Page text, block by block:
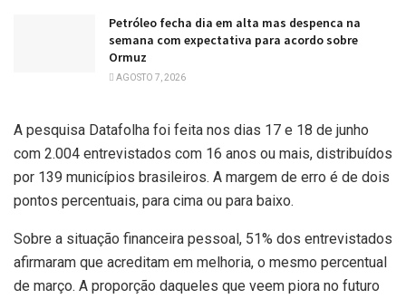
Petróleo fecha dia em alta mas despenca na
semana com expectativa para acordo sobre
Ormuz
AGOSTO 7, 2026
A pesquisa Datafolha foi feita nos dias 17 e 18 de junho
com 2.004 entrevistados com 16 anos ou mais, distribuídos
por 139 municípios brasileiros. A margem de erro é de dois
pontos percentuais, para cima ou para baixo.
Sobre a situação financeira pessoal, 51% dos entrevistados
afirmaram que acreditam em melhoria, o mesmo percentual
de março. A proporção daqueles que veem piora no futuro